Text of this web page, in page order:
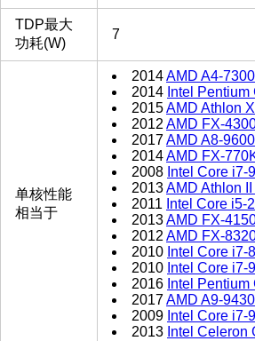
TDP最大
功耗(W)
7
单核性能
相当于
2014AMD A4-
2014 Intel
2015AMD Athlon
2012AMD FX-
2017AMD A8-9600
2014AMD FX-
2008 Intel Core i7-
2013AMD Athlon
2011 Intel Core i5-
2013AMD FX-
2012AMD FX-
2010 Intel Core i7-
2010 Intel Core i7-
2016 Intel
2017AMD A9-9430
2009 Intel Core i7-
2013 Intel Celeron